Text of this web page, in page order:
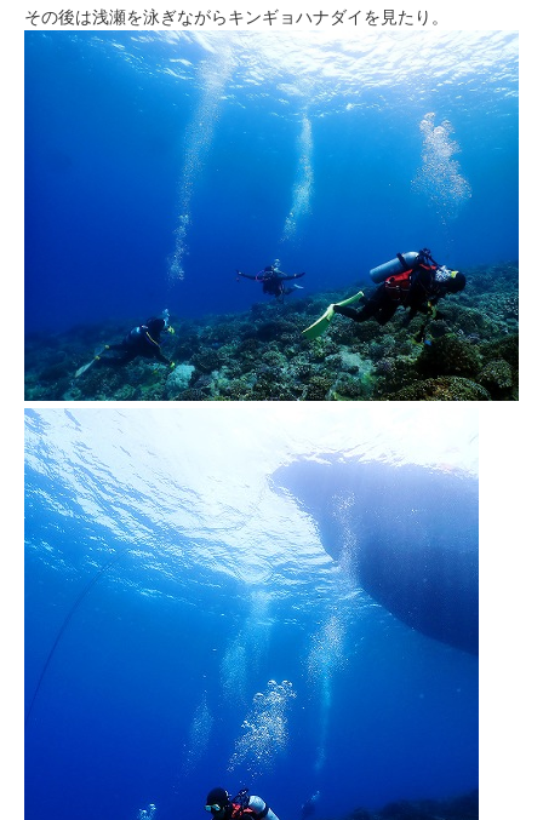
その後は浅瀬を泳ぎながらキンギョハナダイを見たり。